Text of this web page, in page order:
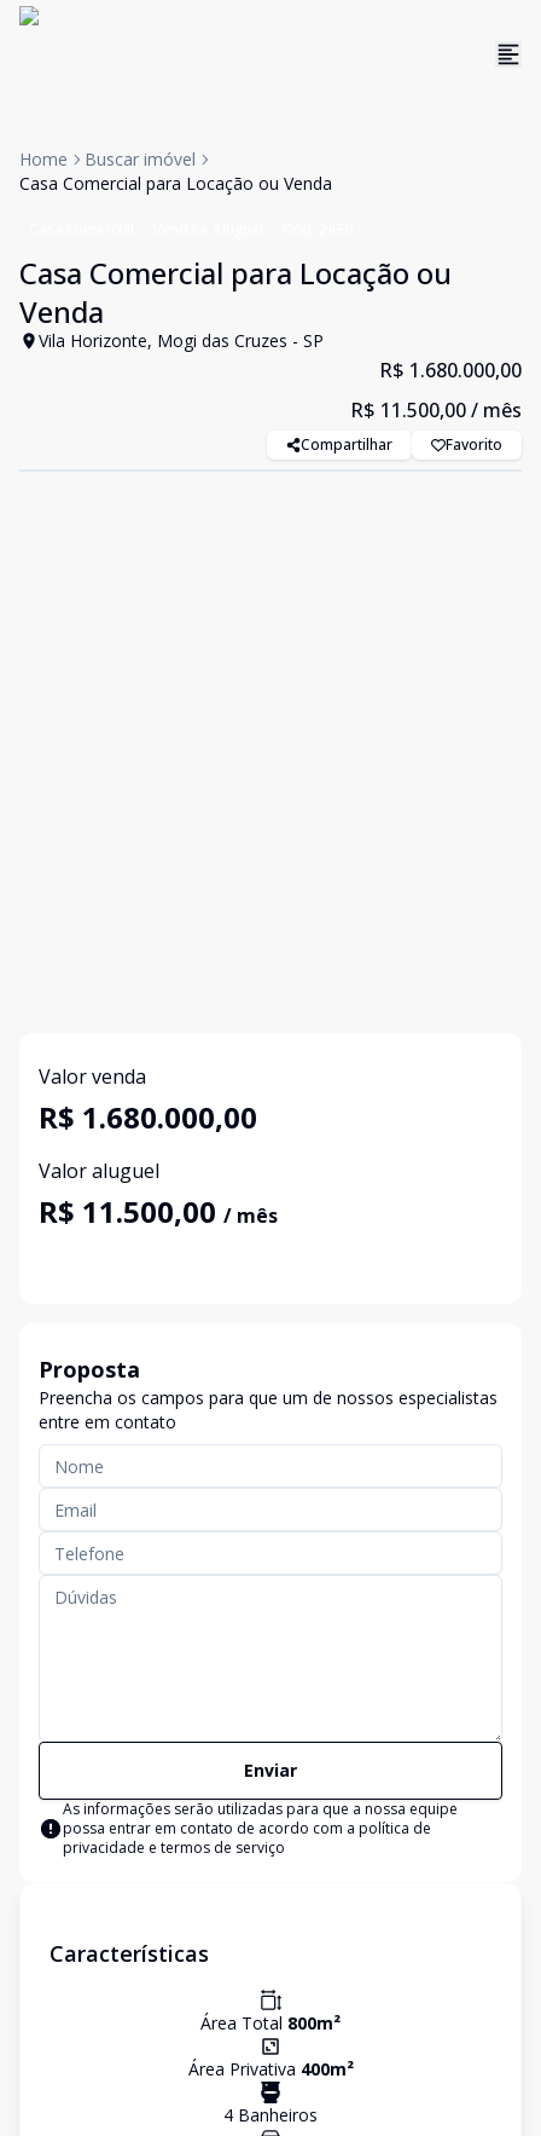
Home
Buscar imóvel
Casa Comercial para Locação ou Venda
Casa Comercial para Locação ou
Venda
Vila Horizonte, Mogi das Cruzes - SP
R$ 1.680.000,00
R$ 11.500,00/ mês
Compartilhar Favorito
Valor venda
R$ 1.680.000,00
Valor aluguel
R$ 11.500,00 / mês
Proposta
Preencha os campos para que um de nossos especialistas
entre em contato
Enviar
As informações serão utilizadas para que a nossa equipe
possa entrar em contato de acordo com a política de
privacidade e termos de serviço
Características
Área Total 800m²
Área Privativa 400m²
4 Banheiros